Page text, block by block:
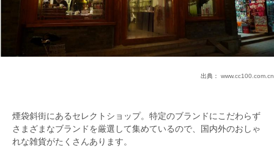
出典： www.cc100.com.cn
煙袋斜街にあるセレクトショップ。特定のブランドにこだわらず
さまざまなブランドを厳選して集めているので、国内外のおしゃ
れな雑貨がたくさんあります。